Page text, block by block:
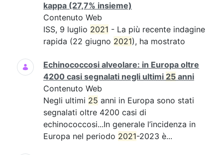
kappa (27,7% insieme)
Contenuto Web
ISS, 9 luglio 2021 - La più recente indagine
rapida (22 giugno 2021), ha mostrato
Echinococcosi alveolare: in Europa oltre
4200 casi segnalati negli ultimi 25 anni
Contenuto Web
Negli ultimi 25 anni in Europa sono stati
segnalati oltre 4200 casi di
echinococcosi...In generale l’incidenza in
Europa nel periodo 2021-2023 è...